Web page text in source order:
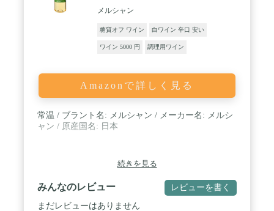
メルシャン
糖質オフ ワイン 白ワイン 辛口 安い
ワイン 5000 円 調理用ワイン
Amazonで詳しく見る
常温 / ブラント名: メルシャン / メーカー名: メルシ
ャン / 原産国名: 日本
続きを見る
みんなのレビュー レビューを書く
まだレビューはありません